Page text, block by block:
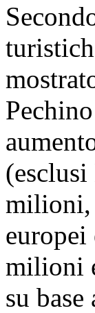
milioni,
europei
milioni
su base